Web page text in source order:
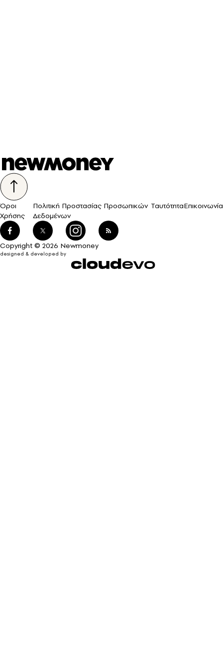
Όροι
Χρήσης
Πολιτική Προστασίας Προσωπικών
Δεδομένων
ΤαυτότηταΕπικοινωνία
Copyright © 2026 Newmoney
designed & developed by